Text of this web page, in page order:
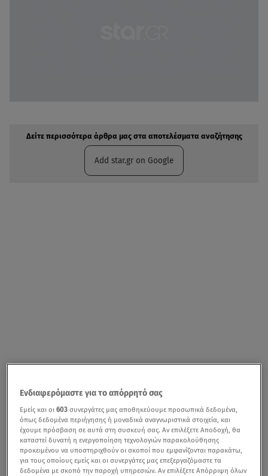
Δείτε περισσότερα άρθρα μας στα αποτελέσματα αναζήτησης
Add star.gr on Google
Ενδιαφερόμαστε για το απόρρητό σας
Εμείς και οι603 συνεργάτες μας αποθηκεύουμε προσωπικά δεδομένα,
όπως δεδομένα περιήγησης ή μοναδικά αναγνωριστικά στοιχεία, και
έχουμε πρόσβαση σε αυτά στη συσκευή σας. Αν επιλέξετε Αποδοχή, θα
καταστεί δυνατή η ενεργοποίηση τεχνολογιών παρακολούθησης
προκειμένου να υποστηριχθούν οι σκοποί που εμφανίζονται παρακάτω,
για τους οποίους εμείς και οι συνεργάτες μας επεξεργαζόμαστε τα
δεδομένα με σκοπό την παροχή υπηρεσιών. Αν επιλέξετε Απόρριψη όλων